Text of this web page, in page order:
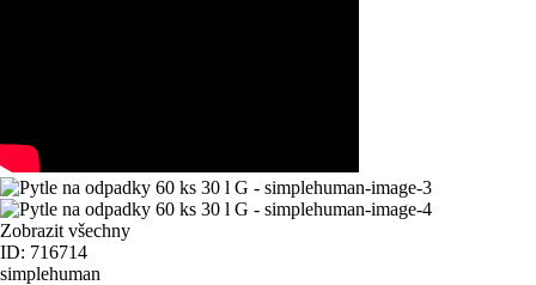
Zobrazit všechny
ID: 716714
simplehuman